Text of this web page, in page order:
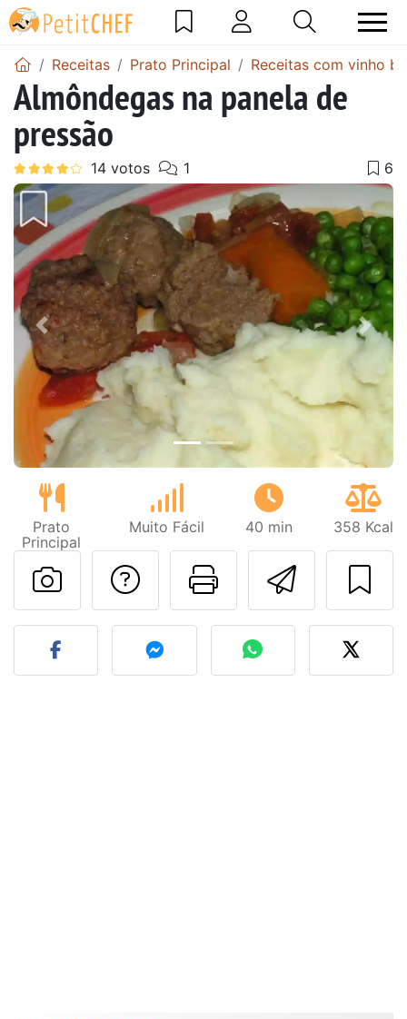
Receitas Prato Principal Receitas com vinho
Almôndegas na panela de
pressão
Anterior Next
Prato
Principal
Muito Fácil 40 min 358 Kcal
Imprima
Falar com o autor
Fez esta receita?